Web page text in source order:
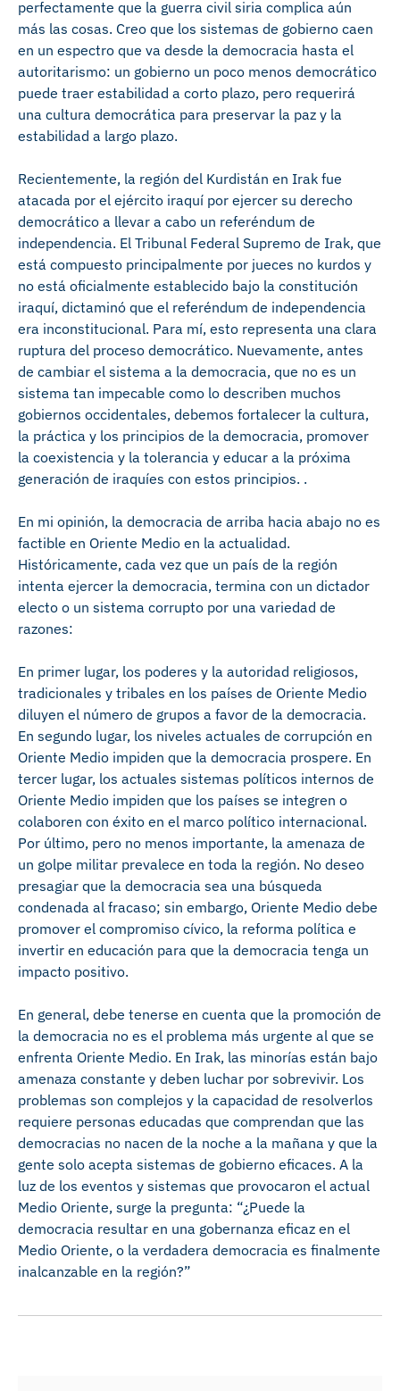
perfectamente que la guerra civil siria complica aún
más las cosas. Creo que los sistemas de gobierno caen
en un espectro que va desde la democracia hasta el
autoritarismo: un gobierno un poco menos democrático
puede traer estabilidad a corto plazo, pero requerirá
una cultura democrática para preservar la paz y la
estabilidad a largo plazo.
Recientemente, la región del Kurdistán en Irak fue
atacada por el ejército iraquí por ejercer su derecho
democrático a llevar a cabo un referéndum de
independencia. El Tribunal Federal Supremo de Irak, que
está compuesto principalmente por jueces no kurdos y
no está oficialmente establecido bajo la constitución
iraquí, dictaminó que el referéndum de independencia
era inconstitucional. Para mí, esto representa una clara
ruptura del proceso democrático. Nuevamente, antes
de cambiar el sistema a la democracia, que no es un
sistema tan impecable como lo describen muchos
gobiernos occidentales, debemos fortalecer la cultura,
la práctica y los principios de la democracia, promover
la coexistencia y la tolerancia y educar a la próxima
generación de iraquíes con estos principios. .
En mi opinión, la democracia de arriba hacia abajo no es
factible en Oriente Medio en la actualidad.
Históricamente, cada vez que un país de la región
intenta ejercer la democracia, termina con un dictador
electo o un sistema corrupto por una variedad de
razones:
En primer lugar, los poderes y la autoridad religiosos,
tradicionales y tribales en los países de Oriente Medio
diluyen el número de grupos a favor de la democracia.
En segundo lugar, los niveles actuales de corrupción en
Oriente Medio impiden que la democracia prospere. En
tercer lugar, los actuales sistemas políticos internos de
Oriente Medio impiden que los países se integren o
colaboren con éxito en el marco político internacional.
Por último, pero no menos importante, la amenaza de
un golpe militar prevalece en toda la región. No deseo
presagiar que la democracia sea una búsqueda
condenada al fracaso; sin embargo, Oriente Medio debe
promover el compromiso cívico, la reforma política e
invertir en educación para que la democracia tenga un
impacto positivo.
En general, debe tenerse en cuenta que la promoción de
la democracia no es el problema más urgente al que se
enfrenta Oriente Medio. En Irak, las minorías están bajo
amenaza constante y deben luchar por sobrevivir. Los
problemas son complejos y la capacidad de resolverlos
requiere personas educadas que comprendan que las
democracias no nacen de la noche a la mañana y que la
gente solo acepta sistemas de gobierno eficaces. A la
luz de los eventos y sistemas que provocaron el actual
Medio Oriente, surge la pregunta: “¿Puede la
democracia resultar en una gobernanza eficaz en el
Medio Oriente, o la verdadera democracia es finalmente
inalcanzable en la región?”